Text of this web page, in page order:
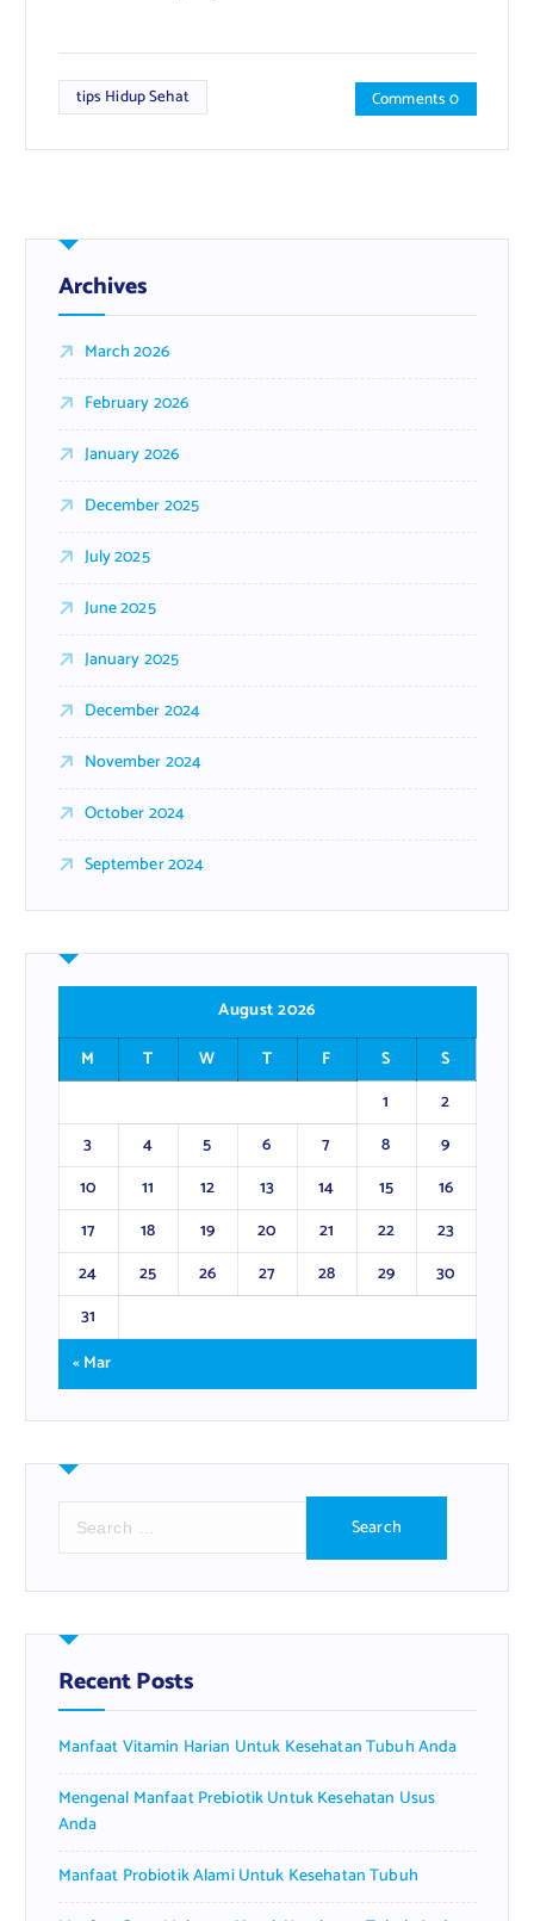
tips Hidup Sehat Comments 0
Archives
March 2026
February 2026
January 2026
December 2025
July 2025
June 2025
January 2025
December 2024
November 2024
October 2024
September 2024
August 2026
M
T W T F S
S
1
2
3
4 5 6 7 8
9
10
11 12 13 14 15
16
17
18 19 20 21 22
23
24
25 26 27 28 29
30
31
« Mar
r
h
f
o
:
Recent Posts
Manfaat Vitamin Harian Untuk Kesehatan Tubuh Anda
Mengenal Manfaat Prebiotik Untuk Kesehatan Usus
Anda
Manfaat Probiotik Alami Untuk Kesehatan Tubuh